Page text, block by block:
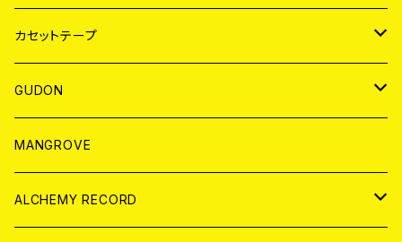
BADGE
JAPAN
WORLD
カセットテープ
JAPAN
WORLD
GUDON
アパレル
PATCH
MANGROVE
ALCHEMY RECORD